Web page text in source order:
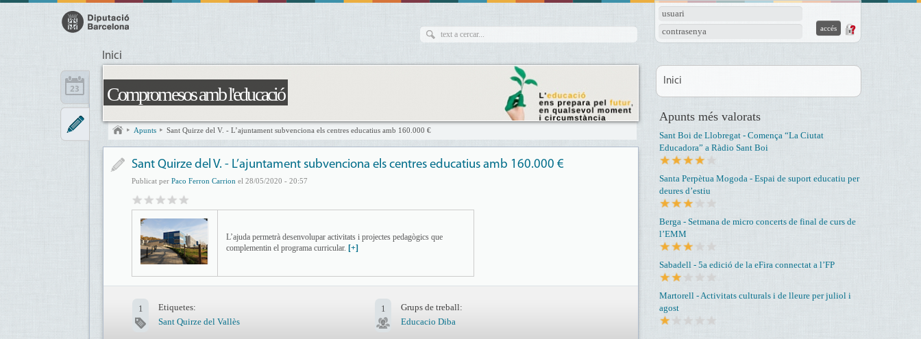
usuari
contrasenya
Inici
Compromesos amb l'educació
Apunts Sant Quirze del V. - L’ajuntament subvenciona els centres educatius amb 160.000 €
Sant Quirze del V. - L’ajuntament subvenciona els centres educatius amb 160.000 €
Publicat per Paco Ferron Carrion el 28/05/2020 - 20:57
L’ajuda permetrà desenvolupar activitats i projectes pedagògics que
complementin el programa curricular. [+]
1
Etiquetes:
Sant Quirze del Vallès
1
Grups de treball:
Educacio Diba
Inici
Apunts més valorats
Sant Boi de Llobregat - Comença “La Ciutat
Educadora” a Ràdio Sant Boi
Santa Perpètua Mogoda - Espai de suport educatiu per
deures d’estiu
Berga - Setmana de micro concerts de final de curs de
l’EMM
Sabadell - 5a edició de la eFira connectat a l’FP
Martorell - Activitats culturals i de lleure per juliol i
agost